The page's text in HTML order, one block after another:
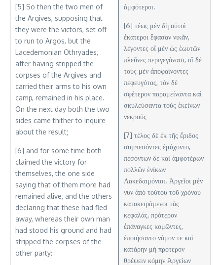
[5] So then the two men of
the Argives, supposing that
they were the victors, set off
to run to Argos, but the
Lacedemonian Othryades,
after having stripped the
corpses of the Argives and
carried their arms to his own
camp, remained in his place.
On the next day both the two
sides came thither to inquire
about the result;
[6] and for some time both
claimed the victory for
themselves, the one side
saying that of them more had
remained alive, and the others
declaring that these had fled
away, whereas their own man
had stood his ground and had
stripped the corpses of the
other party:
ἀμφότεροι.
[6] τέως μὲν δὴ αὐτοὶ
ἑκάτεροι ἔφασαν νικᾶν,
λέγοντες οἳ μὲν ὡς ἑωυτῶν
πλεῦνες περιγεγόνασι, οἳ δὲ
τοὺς μὲν ἀποφαίνοντες
πεφευγότας, τὸν δὲ
σφέτερον παραμείναντα καὶ
σκυλεύσαντα τοὺς ἐκείνων
νεκρούς·
[7] τέλος δὲ ἐκ τῆς ἔριδος
συμπεσόντες ἐμάχοντο,
πεσόντων δὲ καὶ ἀμφοτέρων
πολλῶν ἐνίκων
Λακεδαιμόνιοι. Ἀργεῖοι μέν
νυν ἀπὸ τούτου τοῦ χρόνου
κατακειράμενοι τὰς
κεφαλάς, πρότερον
ἐπάναγκες κομῶντες,
ἐποιήσαντο νόμον τε καὶ
κατάρην μὴ πρότερον
θρέψειν κόμην Ἀργείων